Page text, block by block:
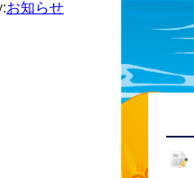
お知らせ